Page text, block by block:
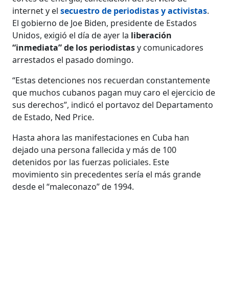
internet y elsecuestro de periodistas y activistas.
El gobierno de Joe Biden, presidente de Estados
Unidos, exigió el día de ayer la liberación
“inmediata” de los periodistasy comunicadores
arrestados el pasado domingo.
“Estas detenciones nos recuerdan constantemente
que muchos cubanos pagan muy caro el ejercicio de
sus derechos”, indicó el portavoz del Departamento
de Estado, Ned Price.
Hasta ahora las manifestaciones en Cuba han
dejado una persona fallecida y más de 100
detenidos por las fuerzas policiales. Este
movimiento sin precedentes sería el más grande
desde el “maleconazo” de 1994.